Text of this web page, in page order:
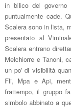
in bilico del
puntualmente cade.
Scalera sono in lista,
presentato al
Scalera entrano
Melchiorre e Tanoni,
un po' di visibilità
Fli, Mpa e Api,
frattempo, il gruppo
simbolo abbinato a